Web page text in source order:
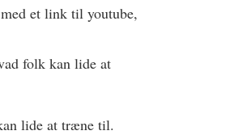
et link til youtube,
folk kan lide at
lide at træne til.